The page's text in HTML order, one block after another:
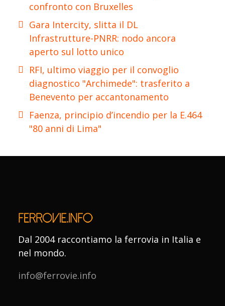
confronto con Bruxelles
Gara Intercity, slitta il DL
Infrastrutture-PNRR: nodo ancora
aperto sul lotto unico
RFI, ultimo viaggio per il convoglio
diagnostico "Archimede": trasferito a
Benevento per accantonamento
Faenza, principio d’incendio per la E.464
"80 anni di Lima"
Dal 2004 raccontiamo la ferrovia in Italia e
nel mondo.
info@ferrovie.info